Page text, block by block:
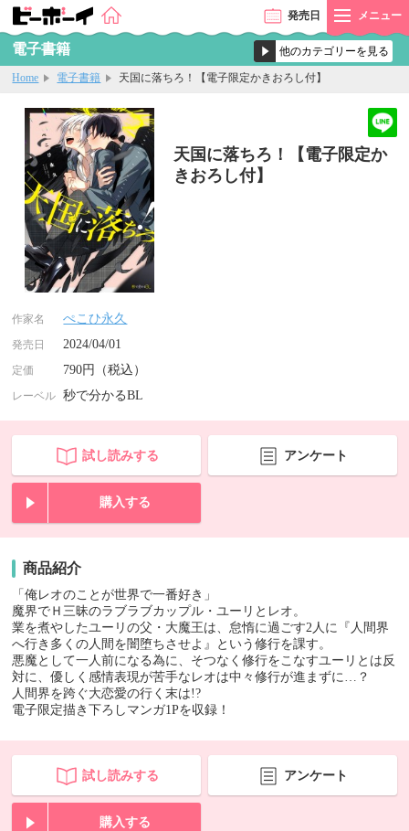
発売日 メニュー
電子書籍
Home 電子書籍 天国に落ちろ！【電子限定かきおろし付】
天国に落ちろ！【電子限定か
きおろし付】
作家名 ぺこひ永久
発売日 2024/04/01
定価 790円（税込）
レーベル 秒で分かるBL
試し読みする アンケート
購入する
商品紹介
「俺レオのことが世界で一番好き」
魔界でＨ三昧のラブラブカップル・ユーリとレオ。
業を煮やしたユーリの父・大魔王は、怠惰に過ごす2人に『人間界
へ行き多くの人間を闇堕ちさせよ』という修行を課す。
悪魔として一人前になる為に、そつなく修行をこなすユーリとは反
対に、優しく感情表現が苦手なレオは中々修行が進まずに…？
人間界を跨ぐ大恋愛の行く末は!?
電子限定描き下ろしマンガ1Pを収録！
試し読みする アンケート
購入する